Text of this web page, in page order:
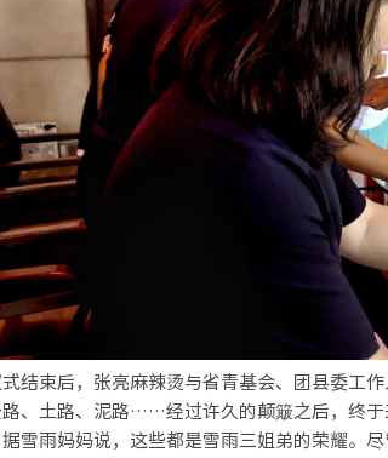
束后，张亮麻辣烫与省青基会、团县委工作
土路、泥路……经过许久的颠簸之后，终于来
雪雨妈妈说，这些都是雪雨三姐弟的荣耀。